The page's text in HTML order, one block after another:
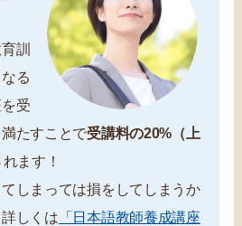
訓
る
受
たすことで受講料の20%（上
ます！
しまっては損をしてしまうか
しくは 「日本語教師養成講座